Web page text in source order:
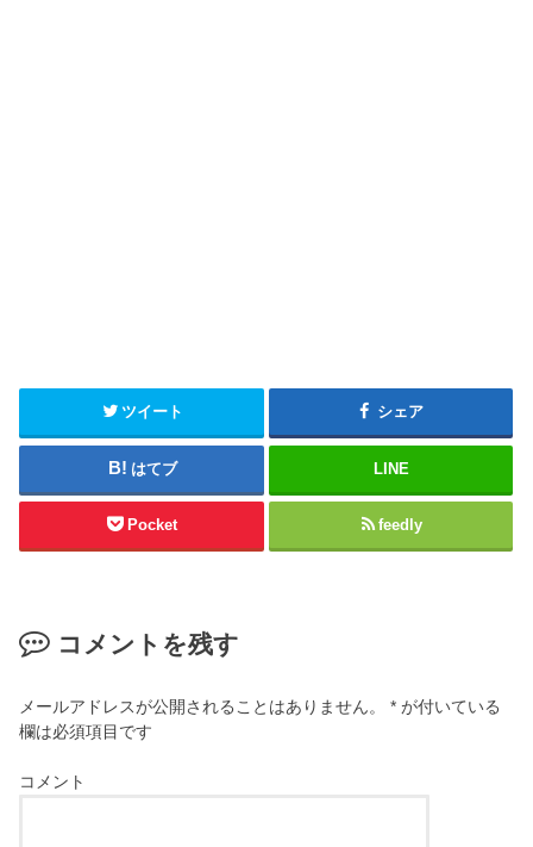
ツイート シェア
はてブ LINE
Pocket feedly
コメントを残す
メールアドレスが公開されることはありません。 * が付いている
欄は必須項目です
コメント